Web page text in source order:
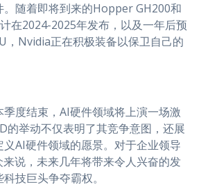
。随着即将到来的Hopper GH200和
在2024-2025年发布，以及一年后预
，Nvidia正在积极装备以保卫自己的
度结束，AI硬件领域将上演一场激
的举动不仅表明了其竞争意图，还展
AI硬件领域的愿景。对于企业领导
说，未来几年将带来令人兴奋的发
技巨头争夺霸权。